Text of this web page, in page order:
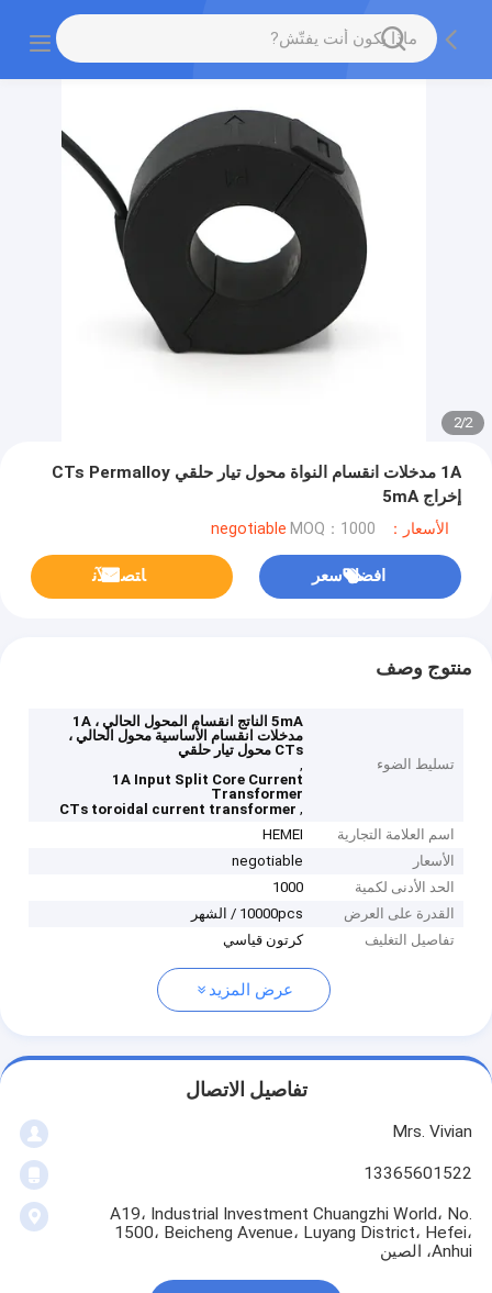
2
/
2
1A مدخلات انقسام النواة محول تيار حلقي CTs Permalloy
إخراج 5mA
الأسعار：negotiable MOQ：1000
افضل سعر ﺎﺘﺼﻟ ﺍﻶﻧ
منتوج وصف
تسليط الضوء
5mA الناتج انقسام المحول الحالي ، 1A
مدخلات انقسام الأساسية محول الحالي ،
CTs محول تيار حلقي
,
1A Input Split Core Current
Transformer
,
CTs toroidal current transformer
اسم العلامة التجارية
HEMEI
الأسعار
negotiable
الحد الأدنى لكمية
1000
القدرة على العرض
10000pcs / الشهر
تفاصيل التغليف
كرتون قياسي
عرض المزيد
تفاصيل الاتصال
Mrs. Vivian
13365601522
A19، Industrial Investment Chuangzhi World، No.
1500، Beicheng Avenue، Luyang District، Hefei،
Anhui، الصين